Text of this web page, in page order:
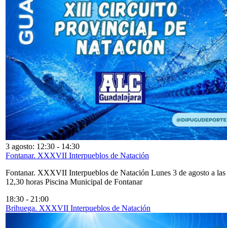
3 agosto: 12:30 - 14:30
Fontanar. XXXVII Interpueblos de Natación
Fontanar. XXXVII Interpueblos de Natación Lunes 3 de agosto a las
12,30 horas Piscina Municipal de Fontanar
18:30 - 21:00
Brihuega. XXXVII Interpueblos de Natación